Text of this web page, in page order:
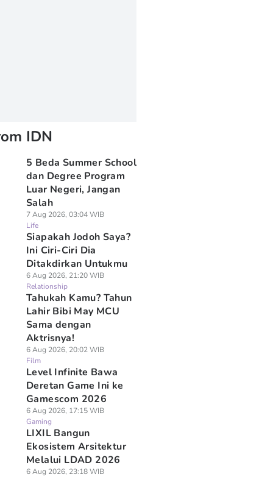
IDN
5 Beda Summer School
dan Degree Program
Luar Negeri, Jangan
Salah
7 Aug 2026, 03:04 WIB
Life
Siapakah Jodoh Saya?
Ini Ciri-Ciri Dia
Ditakdirkan Untukmu
6 Aug 2026, 21:20 WIB
Relationship
Tahukah Kamu? Tahun
Lahir Bibi May MCU
Sama dengan
Aktrisnya!
6 Aug 2026, 20:02 WIB
Film
Level Infinite Bawa
Deretan Game Ini ke
Gamescom 2026
6 Aug 2026, 17:15 WIB
Gaming
LIXIL Bangun
Ekosistem Arsitektur
Melalui LDAD 2026
6 Aug 2026, 23:18 WIB